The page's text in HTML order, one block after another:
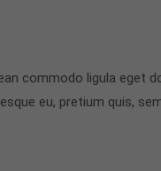
commodo ligula eget
eu, pretium quis,